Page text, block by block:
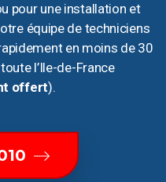
pour une installation et
équipe de techniciens
en moins de 30
l’Ile-de-France
offert).